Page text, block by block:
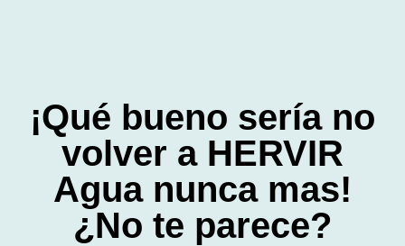
¡Qué bueno sería no
volver a HERVIR
Agua nunca mas!
¿No te parece?